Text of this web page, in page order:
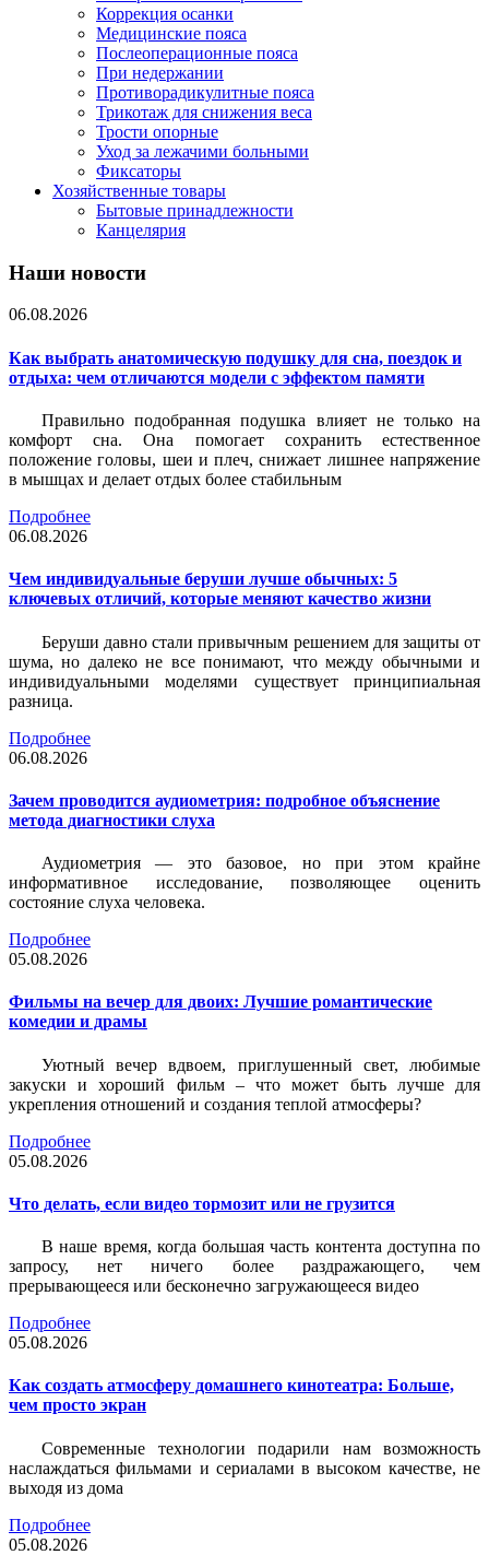
Коррекция осанки
Медицинские пояса
Послеоперационные пояса
При недержании
Противорадикулитные пояса
Трикотаж для снижения веса
Трости опорные
Уход за лежачими больными
Фиксаторы
Хозяйственные товары
Бытовые принадлежности
Канцелярия
Наши новости
06.08.2026
Как выбрать анатомическую подушку для сна, поездок и
отдыха: чем отличаются модели с эффектом памяти
Правильно подобранная подушка влияет не только на
комфорт сна. Она помогает сохранить естественное
положение головы, шеи и плеч, снижает лишнее напряжение
в мышцах и делает отдых более стабильным
Подробнее
06.08.2026
Чем индивидуальные беруши лучше обычных: 5
ключевых отличий, которые меняют качество жизни
Беруши давно стали привычным решением для защиты от
шума, но далеко не все понимают, что между обычными и
индивидуальными моделями существует принципиальная
разница.
Подробнее
06.08.2026
Зачем проводится аудиометрия: подробное объяснение
метода диагностики слуха
Аудиометрия — это базовое, но при этом крайне
информативное исследование, позволяющее оценить
состояние слуха человека.
Подробнее
05.08.2026
Фильмы на вечер для двоих: Лучшие романтические
комедии и драмы
Уютный вечер вдвоем, приглушенный свет, любимые
закуски и хороший фильм – что может быть лучше для
укрепления отношений и создания теплой атмосферы?
Подробнее
05.08.2026
Что делать, если видео тормозит или не грузится
В наше время, когда большая часть контента доступна по
запросу, нет ничего более раздражающего, чем
прерывающееся или бесконечно загружающееся видео
Подробнее
05.08.2026
Как создать атмосферу домашнего кинотеатра: Больше,
чем просто экран
Современные технологии подарили нам возможность
наслаждаться фильмами и сериалами в высоком качестве, не
выходя из дома
Подробнее
05.08.2026